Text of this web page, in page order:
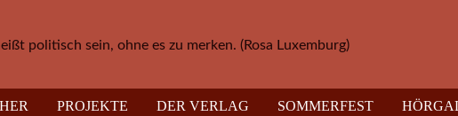
politisch sein, ohne es zu merken. (Rosa Luxemburg)
PROJEKTE DER VERLAG SOMMERFEST